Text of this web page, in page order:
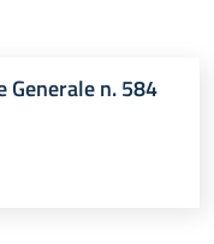
Generale n. 584